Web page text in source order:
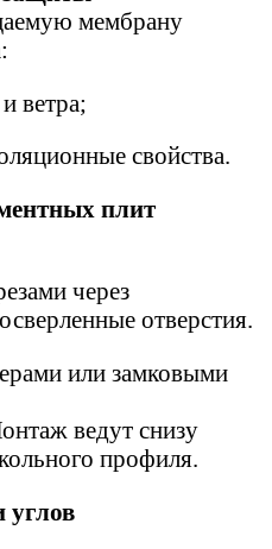
мембрану
ветра;
свойства.
плит
через
отверстия.
или замковыми
ведут снизу
профиля.
углов